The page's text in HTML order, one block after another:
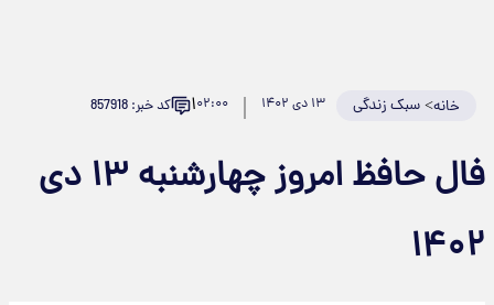
خانه>سبک زندگی ۱۳ دی ۱۴۰۲ ۰۲:۰۰۱ کد خبر: 857918
فال حافظ امروز چهارشنبه ۱۳ دی